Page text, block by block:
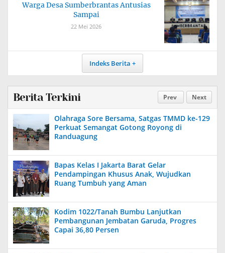
Warga Desa Sumberbrantas Antusias
Sampai
22 Mei 2026
Indeks Berita
Prev Next
Berita Terkini
Olahraga Sore Bersama, Satgas TMMD ke-129
Perkuat Semangat Gotong Royong di
Randuagung
Bapas Kelas I Jakarta Barat Gelar
Pendampingan Khusus Anak, Wujudkan
Ruang Tumbuh yang Aman
Kodim 1022/Tanah Bumbu Lanjutkan
Pembangunan Jembatan Garuda, Progres
Capai 36,80 Persen